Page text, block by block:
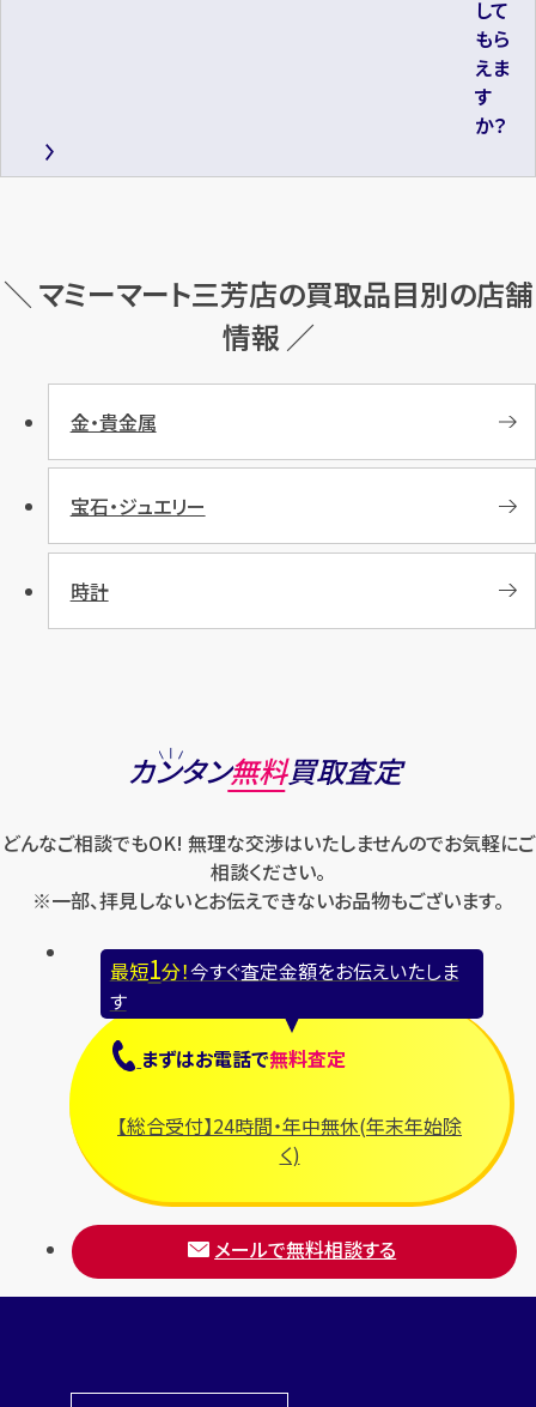
して
もら
えま
す
か？
＼ マミーマート三芳店の買取品目別の店舗
情報 ／
金・貴金属
宝石・ジュエリー
時計
カンタン無料買取査定
どんなご相談でもOK! 無理な交渉はいたしませんのでお気軽にご
相談ください。
※一部、拝見しないとお伝えできないお品物もございます。
最短1分！今すぐ査定金額をお伝えいたしま
す
まずはお電話で無料査定
【総合受付】24時間・年中無休(年末年始除
く)
メールで無料相談する